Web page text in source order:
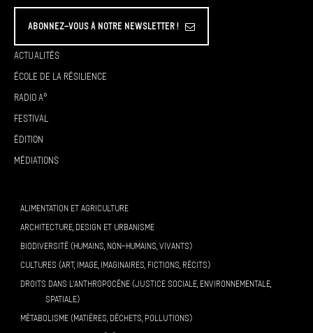
Abonnez-vous à Notre Newsletter !
Actualités
École de la résilience
Radio A°
Festival
Édition
Médiations
ALIMENTATION ET AGRICULTURE
ARCHITECTURE, DESIGN ET URBANISME
BIODIVERSITÉ (HUMAINS, NON-HUMAINS, VIVANTS)
CULTURES (ART, IMAGE, IMAGINAIRES, FICTIONS, RÉCITS)
DROITS DANS L’ANTHROPOCÈNE (JUSTICE SOCIALE, ENVIRONNEMENTALE,
SPATIALE)
MÉTABOLISME (MATIÈRES, DÉCHETS, POLLUTIONS)